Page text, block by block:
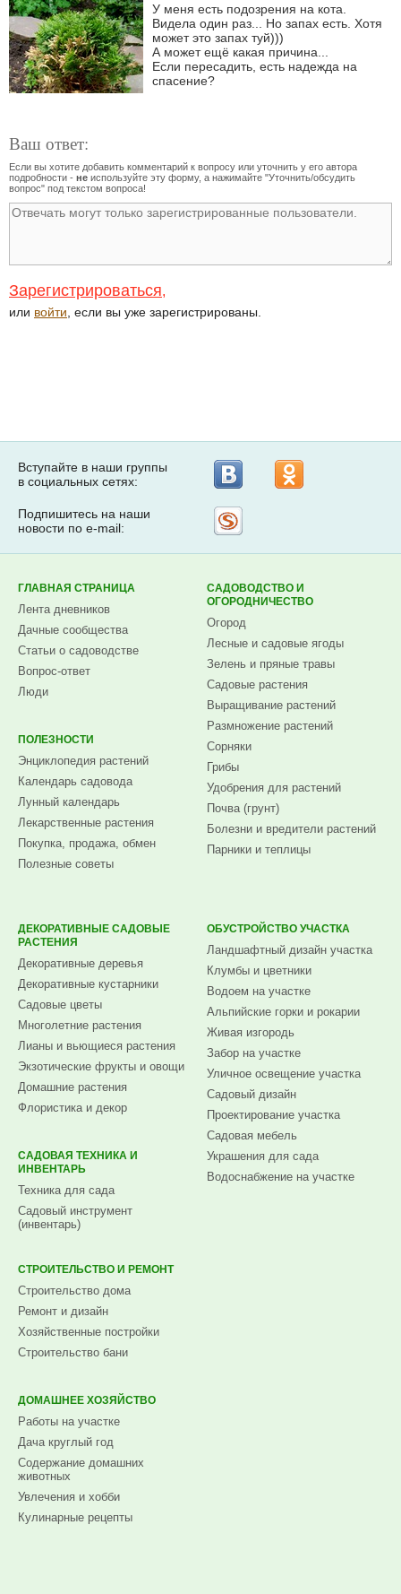
У меня есть подозрения на кота.
Видела один раз... Но запах есть. Хотя
может это запах туй)))
А может ещё какая причина...
Если пересадить, есть надежда на
спасение?
Ваш ответ:
Если вы хотите добавить комментарий к вопросу или уточнить у его автора
подробности - не используйте эту форму, а нажимайте "Уточнить/обсудить
вопрос" под текстом вопроса!
Зарегистрироваться,
или войти , если вы уже зарегистрированы.
Вступайте в наши группы
в социальных сетях:
Подпишитесь на наши
новости по e-mail:
ГЛАВНАЯ СТРАНИЦА
Лента дневников
Дачные сообщества
Статьи о садоводстве
Вопрос-ответ
Люди
ПОЛЕЗНОСТИ
Энциклопедия растений
Календарь садовода
Лунный календарь
Лекарственные растения
Покупка, продажа, обмен
Полезные советы
САДОВОДСТВО И
ОГОРОДНИЧЕСТВО
Огород
Лесные и садовые ягоды
Зелень и пряные травы
Садовые растения
Выращивание растений
Размножение растений
Сорняки
Грибы
Удобрения для растений
Почва (грунт)
Болезни и вредители растений
Парники и теплицы
ДЕКОРАТИВНЫЕ САДОВЫЕ
РАСТЕНИЯ
Декоративные деревья
Декоративные кустарники
Садовые цветы
Многолетние растения
Лианы и вьющиеся растения
Экзотические фрукты и овощи
Домашние растения
Флористика и декор
САДОВАЯ ТЕХНИКА И
ИНВЕНТАРЬ
Техника для сада
Садовый инструмент
(инвентарь)
ОБУСТРОЙСТВО УЧАСТКА
Ландшафтный дизайн участка
Клумбы и цветники
Водоем на участке
Альпийские горки и рокарии
Живая изгородь
Забор на участке
Уличное освещение участка
Садовый дизайн
Проектирование участка
Садовая мебель
Украшения для сада
Водоснабжение на участке
СТРОИТЕЛЬСТВО И РЕМОНТ
Строительство дома
Ремонт и дизайн
Хозяйственные постройки
Строительство бани
ДОМАШНЕЕ ХОЗЯЙСТВО
Работы на участке
Дача круглый год
Содержание домашних
животных
Увлечения и хобби
Кулинарные рецепты